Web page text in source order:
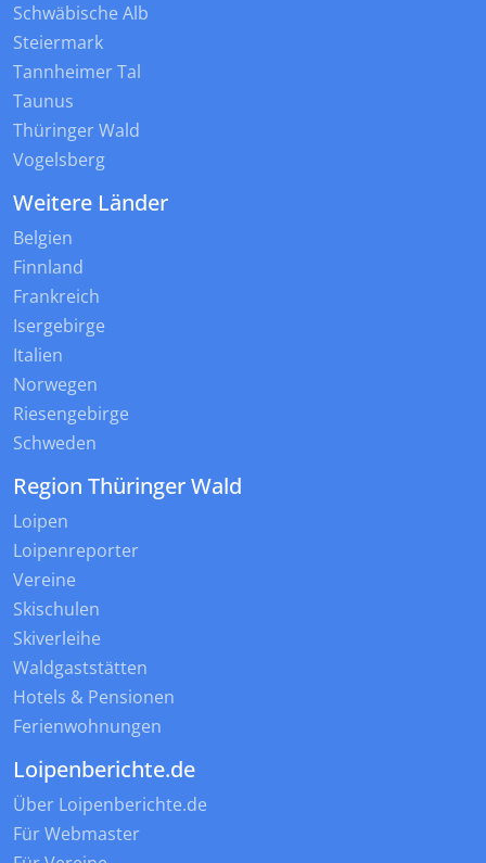
Schwäbische Alb
Steiermark
Tannheimer Tal
Taunus
Thüringer Wald
Vogelsberg
Weitere Länder
Belgien
Finnland
Frankreich
Isergebirge
Italien
Norwegen
Riesengebirge
Schweden
Region Thüringer Wald
Loipen
Loipenreporter
Vereine
Skischulen
Skiverleihe
Waldgaststätten
Hotels & Pensionen
Ferienwohnungen
Loipenberichte.de
Über Loipenberichte.de
Für Webmaster